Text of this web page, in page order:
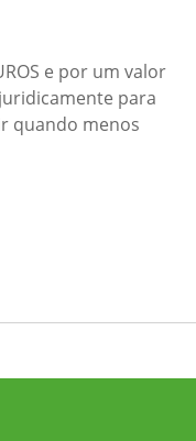
e por um valor
para
quando menos